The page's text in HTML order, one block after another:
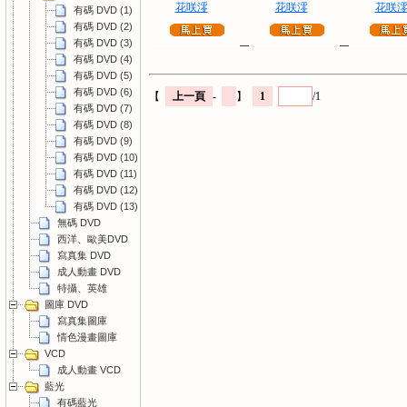
有碼 DVD (1)
有碼 DVD (2)
有碼 DVD (3)
有碼 DVD (4)
有碼 DVD (5)
有碼 DVD (6)
有碼 DVD (7)
有碼 DVD (8)
有碼 DVD (9)
有碼 DVD (10)
有碼 DVD (11)
有碼 DVD (12)
有碼 DVD (13)
無碼 DVD
西洋、歐美DVD
寫真集 DVD
成人動畫 DVD
特攝、英雄
圖庫 DVD
寫真集圖庫
情色漫畫圖庫
VCD
成人動畫 VCD
藍光
有碼藍光
花咲澪 花咲澪 花咲澪
【 上一頁 - 】 1 /1